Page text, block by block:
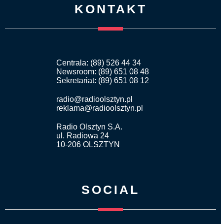
KONTAKT
Centrala: (89) 526 44 34
Newsroom: (89) 651 08 48
Sekretariat: (89) 651 08 12
radio@radioolsztyn.pl
reklama@radioolsztyn.pl
Radio Olsztyn S.A.
ul. Radiowa 24
10-206 OLSZTYN
SOCIAL